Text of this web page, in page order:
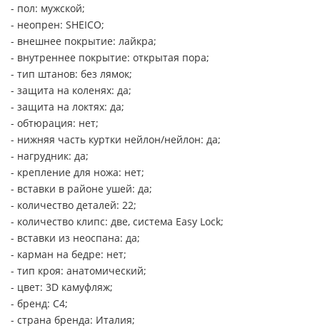
- пол: мужской;
- неопрен: SHEICO;
- внешнее покрытие: лайкра;
- внутреннее покрытие: открытая пора;
- тип штанов: без лямок;
- защита на коленях: да;
- защита на локтях: да;
- обтюрация: нет;
- нижняя часть куртки нейлон/нейлон: да;
- нагрудник: да;
- крепление для ножа: нет;
- вставки в районе ушей: да;
- количество деталей: 22;
- количество клипс: две, система Easy Lock;
- вставки из неоспана: да;
- карман на бедре: нет;
- тип кроя: анатомический;
- цвет: 3D камуфляж;
- бренд: C4;
- страна бренда: Италия;